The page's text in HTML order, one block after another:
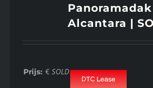
Alcantara |
Prijs: €SOLD
DTC Lease